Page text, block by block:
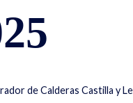
de Calderas Castilla y